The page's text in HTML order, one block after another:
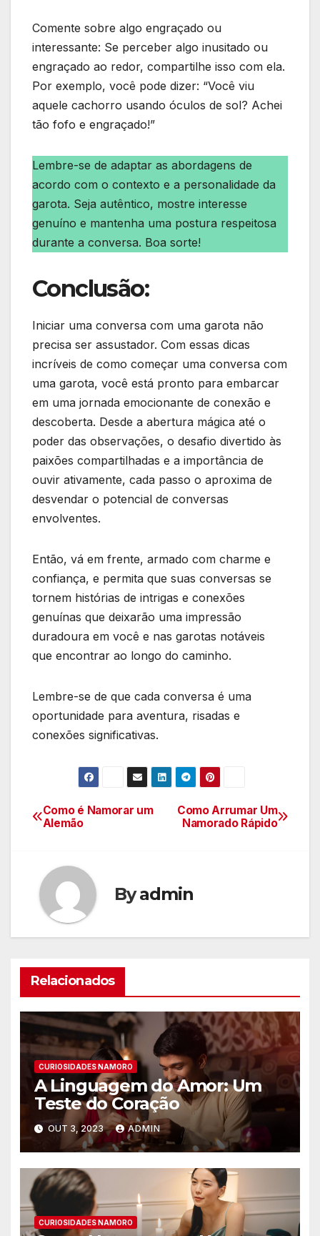
Comente sobre algo engraçado ou
interessante: Se perceber algo inusitado ou
engraçado ao redor, compartilhe isso com ela.
Por exemplo, você pode dizer: “Você viu
aquele cachorro usando óculos de sol? Achei
tão fofo e engraçado!”
Lembre-se de adaptar as abordagens de
acordo com o contexto e a personalidade da
garota. Seja autêntico, mostre interesse
genuíno e mantenha uma postura respeitosa
durante a conversa. Boa sorte!
Conclusão:
Iniciar uma conversa com uma garota não
precisa ser assustador. Com essas dicas
incríveis de como começar uma conversa com
uma garota, você está pronto para embarcar
em uma jornada emocionante de conexão e
descoberta. Desde a abertura mágica até o
poder das observações, o desafio divertido às
paixões compartilhadas e a importância de
ouvir ativamente, cada passo o aproxima de
desvendar o potencial de conversas
envolventes.
Então, vá em frente, armado com charme e
confiança, e permita que suas conversas se
tornem histórias de intrigas e conexões
genuínas que deixarão uma impressão
duradoura em você e nas garotas notáveis
que encontrar ao longo do caminho.
Lembre-se de que cada conversa é uma
oportunidade para aventura, risadas e
conexões significativas.
Navegação
Post
Como Arrumar Um
Namorado Rápido
Como é Namorar um
Alemão
Byadmin
Relacionados
CURIOSIDADES NAMORO
A Linguagem do Amor: Um
Teste do Coração
OUT 3, 2023 ADMIN
CURIOSIDADES NAMORO